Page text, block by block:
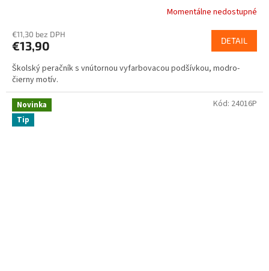
Momentálne nedostupné
€11,30 bez DPH
€13,90 DETAIL
Školský peračník s vnútornou vyfarbovacou podšívkou, modro-
čierny motív.
Novinka
Tip
Kód: 24016P